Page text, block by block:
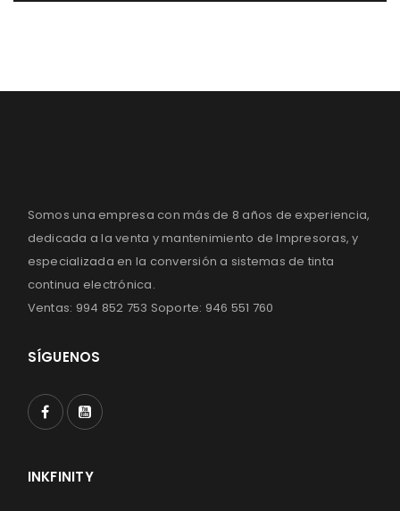
Somos una empresa con más de 8 años de experiencia,
dedicada a la venta y mantenimiento de Impresoras, y
especializada en la conversión a sistemas de tinta
continua electrónica.
Ventas: 994 852 753 Soporte: 946 551 760
SÍGUENOS
INKFINITY